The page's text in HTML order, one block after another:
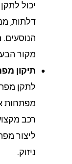
יכול לתקן
דלתות,
הנוסעים.
מקור הבעיה
תיקון
לתקן
מפתחות
רכב מקצועי
ליצור מפתח
ניזוק.